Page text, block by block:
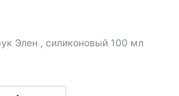
Элен , силиконовый 100 мл